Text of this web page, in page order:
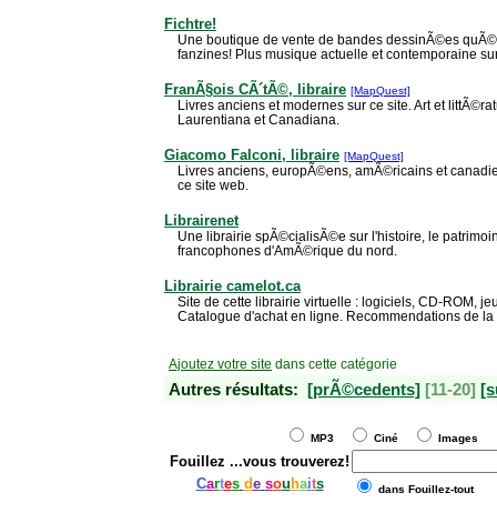
Fichtre!
Une boutique de vente de bandes dessinÃ©es
fanzines! Plus musique actuelle et contemporaine
FranÃ§ois CÃ´tÃ©, libraire [MapQuest]
Livres anciens et modernes sur ce site. Art et
Laurentiana et Canadiana.
Giacomo Falconi, libraire [MapQuest]
Livres anciens, europÃ©ens, amÃ©ricains et
ce site web.
Librairenet
Une librairie spÃ©cialisÃ©e sur l'histoire, le
francophones d'AmÃ©rique du nord.
Librairie camelot.ca
Site de cette librairie virtuelle : logiciels, CD-ROM,
Catalogue d'achat en ligne. Recommendations de
Ajoutez votre site dans cette catégorie
Autres résultats: [prÃ©cedents] [11-20]
MP3 Ciné Images
Fouillez ...vous trouverez!
Cartes de sou haits dans Fouillez-tout